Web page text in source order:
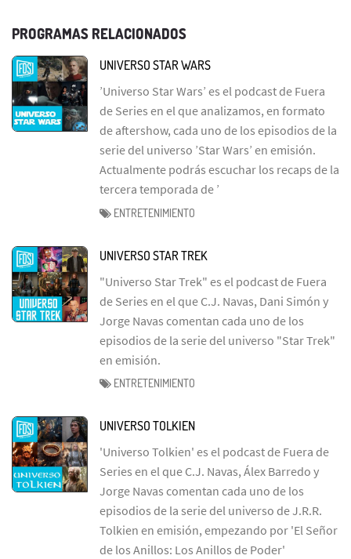
PROGRAMAS RELACIONADOS
UNIVERSO STAR WARS
’Universo Star Wars’ es el podcast de Fuera
de Series en el que analizamos, en formato
de aftershow, cada uno de los episodios de la
serie del universo ’Star Wars’ en emisión.
Actualmente podrás escuchar los recaps de la
tercera temporada de ’
ENTRETENIMIENTO
UNIVERSO STAR TREK
"Universo Star Trek" es el podcast de Fuera
de Series en el que C.J. Navas, Dani Simón y
Jorge Navas comentan cada uno de los
episodios de la serie del universo "Star Trek"
en emisión.
ENTRETENIMIENTO
UNIVERSO TOLKIEN
'Universo Tolkien' es el podcast de Fuera de
Series en el que C.J. Navas, Álex Barredo y
Jorge Navas comentan cada uno de los
episodios de la serie del universo de J.R.R.
Tolkien en emisión, empezando por 'El Señor
de los Anillos: Los Anillos de Poder'